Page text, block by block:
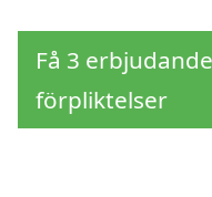
Få 3
förpliktelser